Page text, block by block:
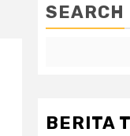
SEARCH
BERITA